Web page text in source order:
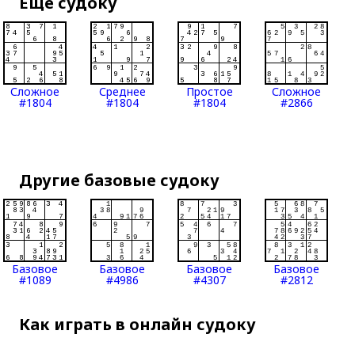
Сложное
#1804
Среднее
#1804
Простое
#1804
Сложное
#2866
Другие базовые судоку
Базовое
#1089
Базовое
#4986
Базовое
#4307
Базовое
#2812
Как играть в онлайн судоку